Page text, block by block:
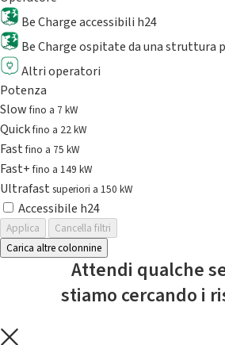
Be Charge accessibili h24
Be Charge ospitate da una struttura
Altri operatori
Potenza
Slowfino a 7 kW
Quickfino a 22 kW
Fastfino a 75 kW
Fast+fino a 149 kW
Ultrafast superiori a 150 kW
Accessibile h24
Applica
Cancella filtri
Carica altre colonnine
Attendi qualche
stiamo cercando i